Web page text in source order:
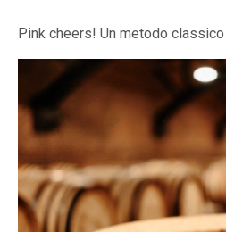
Pink cheers! Un metodo